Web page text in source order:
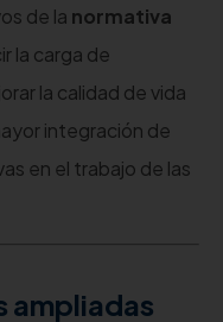
de la normativa
la carga de
la calidad de vida
integración de
en el trabajo de las
ampliadas